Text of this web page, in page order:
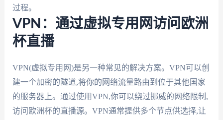
过程。
VPN：通过虚拟专用网访问欧洲
杯直播
VPN(虚拟专用网)是另一种常见的解决方案。VPN可以创
建一个加密的隧道,将你的网络流量路由到位于其他国家
的服务器上。通过使用VPN,你可以绕过挪威的网络限制,
访问欧洲杯的直播源。VPN通常提供多个节点供选择,让